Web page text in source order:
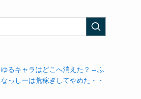
ゆるキャラはどこへ消えた？→ふ
なっしーは荒稼ぎしてやめた・・